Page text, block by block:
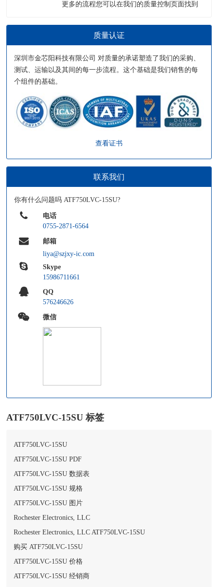
更多的流程您可以在我们的质量控制页面找到
质量认证
深圳市金芯阳科技有限公司 对质量的承诺塑造了我们的采购、
测试、运输以及其间的每一步流程。这个基础是我们销售的每
个组件的基础。
查看证书
联系我们
你有什么问题吗 ATF750LVC-15SU?
电话
0755-2871-6564
邮箱
liya@szjxy-ic.com
Skype
15986711661
QQ
576246626
微信
ATF750LVC-15SU 标签
ATF750LVC-15SU
ATF750LVC-15SU PDF
ATF750LVC-15SU 数据表
ATF750LVC-15SU 规格
ATF750LVC-15SU 图片
Rochester Electronics, LLC
Rochester Electronics, LLC ATF750LVC-15SU
购买 ATF750LVC-15SU
ATF750LVC-15SU 价格
ATF750LVC-15SU 经销商